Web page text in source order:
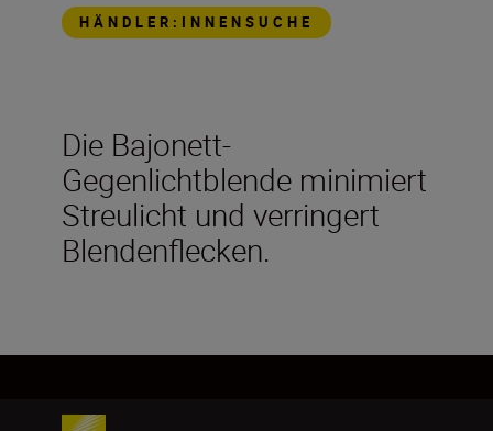
HÄNDLER:INNENSUCHE
Die Bajonett-
Gegenlichtblende minimiert
Streulicht und verringert
Blendenflecken.